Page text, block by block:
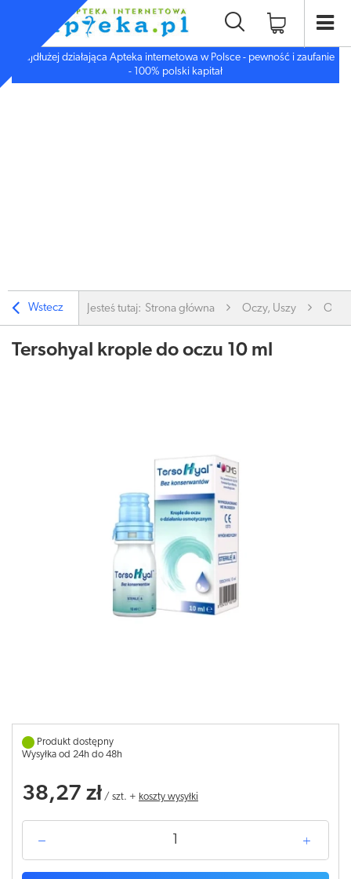
Najdłużej działająca Apteka internetowa w Polsce - pewność i zaufanie
- 100% polski kapitał
Wstecz Jesteś tutaj: Strona główna Oczy, Uszy Oczy
Tersohyal krople do oczu 10 ml
Produkt dostępny
Wysyłka od 24h do 48h
38,27 zł / szt. + koszty wysyłki